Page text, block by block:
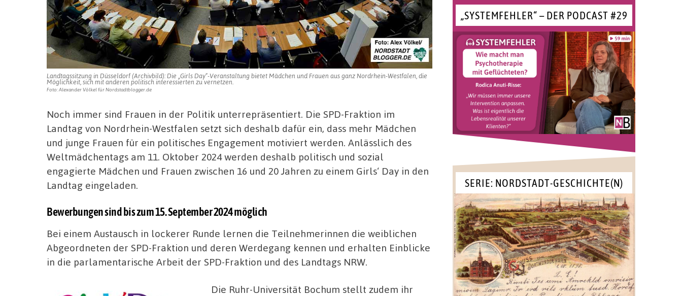
Landtagssitzung in Düsseldorf (Archivbild): Die „Girls Day“-Veranstaltung bietet Mädchen und Frauen aus ganz Nordrhein-Westfalen, die
Möglichkeit, sich mit anderen politisch interessierten zu vernetzen.
Foto: Alexander Völkel für Nordstadtblogger.de
Noch immer sind Frauen in der Politik unterrepräsentiert. Die SPD-Fraktion im
Landtag von Nordrhein-Westfalen setzt sich deshalb dafür ein, dass mehr Mädchen
und junge Frauen für ein politisches Engagement motiviert werden. Anlässlich des
Weltmädchentags am 11. Oktober 2024 werden deshalb politisch und sozial
engagierte Mädchen und Frauen zwischen 16 und 20 Jahren zu einem Girls‘ Day in den
Landtag eingeladen.
Bewerbungen sind bis zum 15. September 2024 möglich
Bei einem Austausch in lockerer Runde lernen die Teilnehmerinnen die weiblichen
Abgeordneten der SPD-Fraktion und deren Werdegang kennen und erhalten Einblicke
in die parlamentarische Arbeit der SPD-Fraktion und des Landtags NRW.
Die Ruhr-Universität Bochum stellt zudem ihr
„SYSTEMFEHLER“ – DER PODCAST #29
SERIE: NORDSTADT-GESCHICHTE(N)